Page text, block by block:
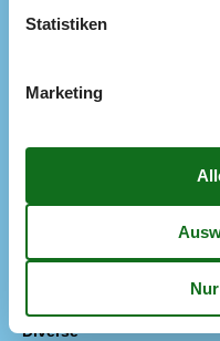
Carport
Liegestühle
Parken auf dem Grundstück
Diverse
Statistiken
Marketing